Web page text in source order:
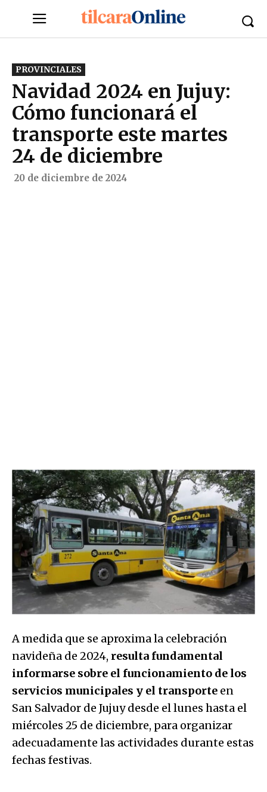
PROVINCIALES
Navidad 2024 en Jujuy:
Cómo funcionará el
transporte este martes
24 de diciembre
20 de diciembre de 2024
A medida que se aproxima la celebración
navideña de 2024, resulta fundamental
informarse sobre el funcionamiento de los
servicios municipales y el transporte en
San Salvador de Jujuy desde el lunes hasta el
miércoles 25 de diciembre, para organizar
adecuadamente las actividades durante estas
fechas festivas.